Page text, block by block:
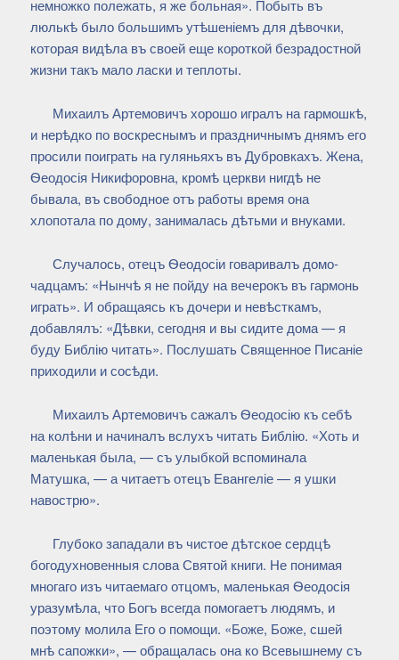
немножко полежать, я же больная». Побыть въ
люлькѣ было большимъ утѣшеніемъ для дѣвочки,
которая видѣла въ своей еще короткой безрадостной
жизни такъ мало ласки и теплоты.
Михаилъ Артемовичъ хорошо игралъ на гармошкѣ,
и нерѣдко по воскреснымъ и праздничнымъ днямъ его
просили поиграть на гуляньяхъ въ Дубровкахъ. Жена,
Ѳеодосія Никифоровна, кромѣ церкви нигдѣ не
бывала, въ свободное отъ работы время она
хлопотала по дому, занималась дѣтьми и внуками.
Случалось, отецъ Ѳеодосіи говаривалъ домо-
чадцамъ: «Нынчѣ я не пойду на вечерокъ въ гармонь
играть». И обращаясь къ дочери и невѣсткамъ,
добавлялъ: «Дѣвки, сегодня и вы сидите дома — я
буду Библію читать». Послушать Священное Писаніе
приходили и сосѣди.
Михаилъ Артемовичъ сажалъ Ѳеодосію къ себѣ
на колѣни и начиналъ вслухъ читать Библію. «Хоть и
маленькая была, — съ улыбкой вспоминала
Матушка, — а читаетъ отецъ Евангеліе — я ушки
навострю».
Глубоко западали въ чистое дѣтское сердцѣ
богодухновенныя слова Святой книги. Не понимая
многаго изъ читаемаго отцомъ, маленькая Ѳеодосія
уразумѣла, что Богъ всегда помогаетъ людямъ, и
поэтому молила Его о помощи. «Боже, Боже, сшей
мнѣ сапожки», — обращалась она ко Всевышнему съ